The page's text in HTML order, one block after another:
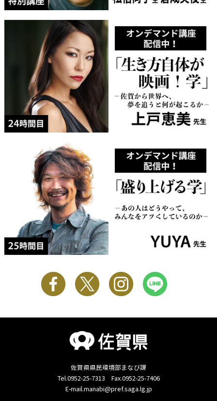
佐賀県県民環境部まなび課
Tel.0952-25-7313 Fax.0952-25-7406
E-mail.manabi@pref.saga.lg.jp